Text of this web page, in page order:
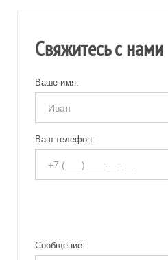
Свяжитесь с нами
Ваше имя:
Ваш телефон:
Сообщение: